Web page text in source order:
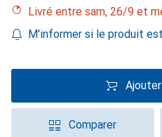
Livré entre sam, 26/9 et
M'informer si le produit
Comparer